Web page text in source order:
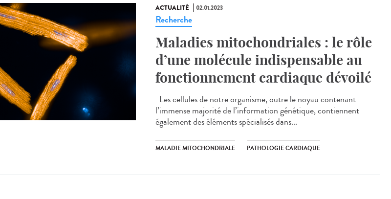
ACTUALITÉ 02.01.2023
Recherche
Maladies mitochondriales : le rôle
d’une molécule indispensable au
fonctionnement cardiaque dévoilé
Les cellules de notre organisme, outre le noyau contenant
l’immense majorité de l’information génétique, contiennent
également des éléments spécialisés dans...
MALADIE MITOCHONDRIALE PATHOLOGIE CARDIAQUE